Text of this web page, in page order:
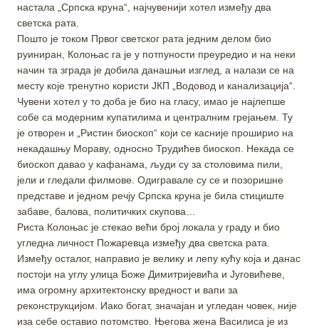
настала „Српска круна“, најчувенији хотел између два
светска рата.
Пошто је током Првог светског рата једним делом био
руиниран, Колоњас га је у потпуности преуредио и на неки
начин та зграда је добила данашњи изглед, а налази се на
месту које тренутно користи ЈКП „Водовод и канализација“.
Чувени хотел у то доба је био на гласу, имао је најлепше
собе са модерним купатилима и централним грејањем. Ту
је отворен и „Ристин биоскоп“ који се касније проширио на
некадашњу Мораву, односно Трудићев биоскоп. Некада се
биоскоп давао у кафанама, људи су за столовима пили,
јели и гледали филмове. Одигравале су се и позоришне
представе и једном речју Српска круна је била стициште
забаве, балова, политичких скупова…
Риста Колоњас је стекао већи број локала у граду и био
угледна личност Пожаревца између два светска рата.
Између осталог, направио је велику и лепу кућу која и данас
постоји на углу улица Боже Димитријевића и Југовићеве,
има огромну архитектонску вредност и вапи за
реконструкцијом. Иако богат, значајан и угледан човек, није
иза себе оставио потомство. Његова жена Василиса је из